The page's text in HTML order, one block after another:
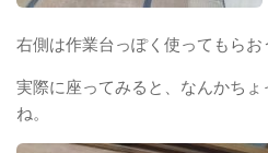
右側は作業台っぽく使ってもらお
実際に座ってみると、なんかち
ね。